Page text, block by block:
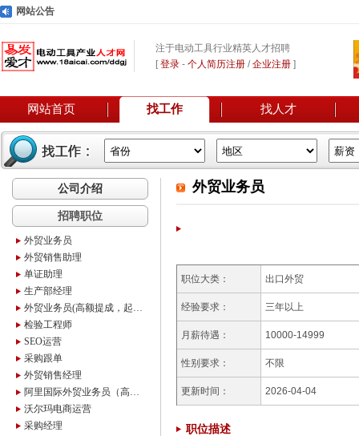
网站公告
注于电动工具行业精英人才招聘
[登录 - 个人简历注册 /企业注册 ]
网站首页 找工作 找人才
公司介绍
招聘职位
外贸业务员
外贸销售助理
单证助理
生产部经理
外贸业务员(高额提成，起薪10万)
检验工程师
SEO运营
采购跟单
外贸销售经理
阿里国际外贸业务员（高额提成）
沃尔玛电商运营
采购经理
外贸业务员
职位大类： 出口外贸
经验要求： 三年以上
月薪待遇： 10000-14999
性别要求： 不限
更新时间： 2026-04-04
职位描述